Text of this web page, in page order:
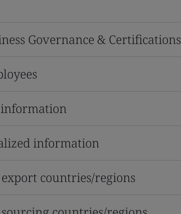
Governance & Certifications
information
information
countries/regions